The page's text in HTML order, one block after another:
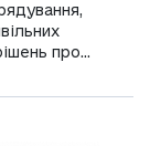
про...